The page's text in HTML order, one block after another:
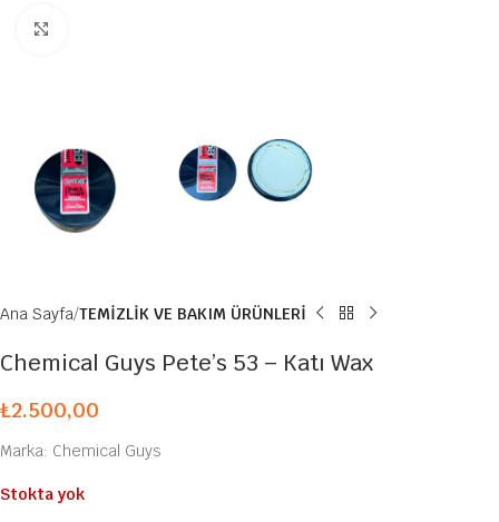
Ana Sayfa TEMİZLİK VE BAKIM ÜRÜNLERİ
Chemical Guys Pete’s 53 – Katı Wax
₺2.500,00
Marka: Chemical Guys
Stokta yok